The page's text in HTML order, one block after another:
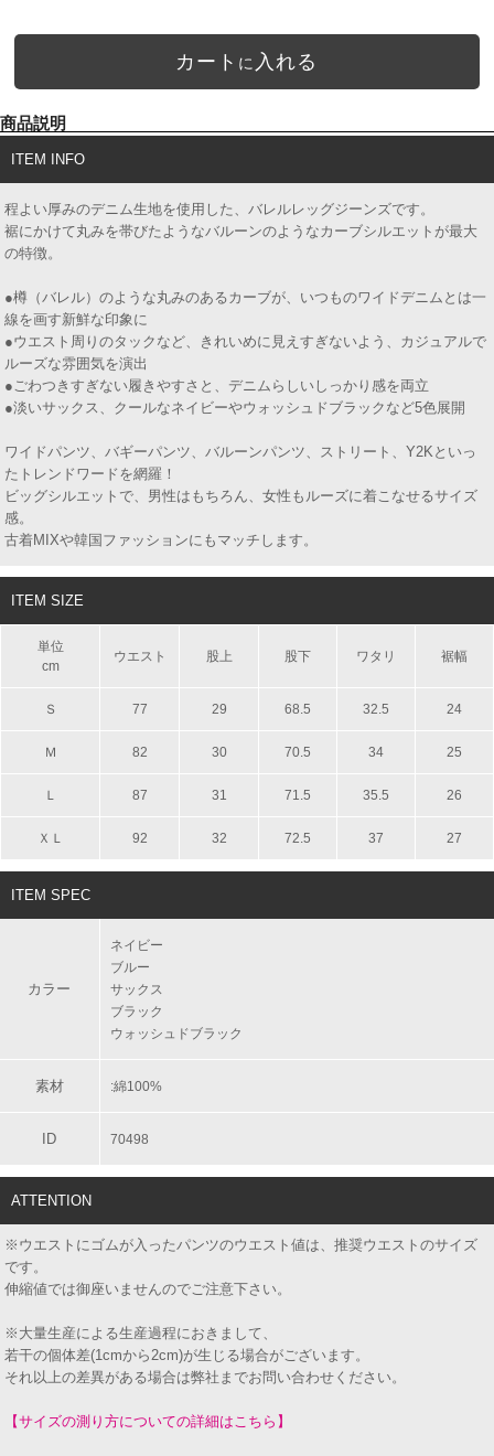
カート に 入れる
商品説明
ITEM INFO
程よい厚みのデニム生地を使用した、バレルレッグジーンズです。
裾にかけて丸みを帯びたようなバルーンのようなカーブシルエットが最大
の特徴。
●樽（バレル）のような丸みのあるカーブが、いつものワイドデニムとは一
線を画す新鮮な印象に
●ウエスト周りのタックなど、きれいめに見えすぎないよう、カジュアルで
ルーズな雰囲気を演出
●ごわつきすぎない履きやすさと、デニムらしいしっかり感を両立
●淡いサックス、クールなネイビーやウォッシュドブラックなど5色展開
ワイドパンツ、バギーパンツ、バルーンパンツ、ストリート、Y2Kといっ
たトレンドワードを網羅！
ビッグシルエットで、男性はもちろん、女性もルーズに着こなせるサイズ
感。
古着MIXや韓国ファッションにもマッチします。
ITEM SIZE
単位
cm
ウエスト 股上 股下 ワタリ 裾幅
Ｓ 77 29 68.5 32.5 24
Ｍ 82 30 70.5 34 25
Ｌ 87 31 71.5 35.5 26
ＸＬ 92 32 72.5 37 27
ITEM SPEC
カラー
ネイビー
ブルー
サックス
ブラック
ウォッシュドブラック
素材 :綿100%
ID 70498
ATTENTION
※ウエストにゴムが入ったパンツのウエスト値は、推奨ウエストのサイズ
です。
伸縮値では御座いませんのでご注意下さい。
※大量生産による生産過程におきまして、
若干の個体差(1cmから2cm)が生じる場合がございます。
それ以上の差異がある場合は弊社までお問い合わせください。
【サイズの測り方についての詳細はこちら】